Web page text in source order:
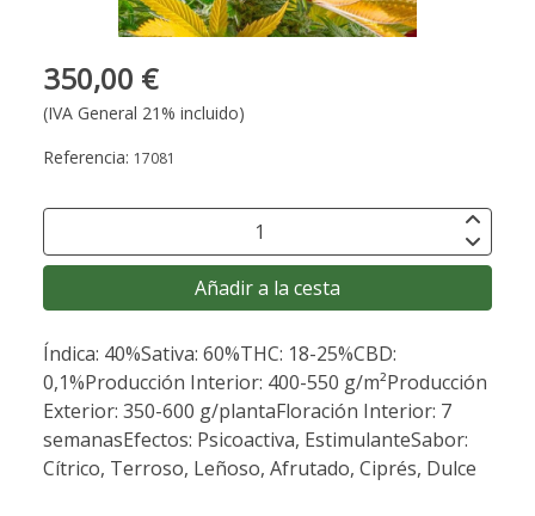
350,00 €
(IVA General 21% incluido)
Referencia: 17081
Añadir a la cesta
Índica: 40%Sativa: 60%THC: 18-25%CBD:
0,1%Producción Interior: 400-550 g/m²Producción
Exterior: 350-600 g/plantaFloración Interior: 7
semanasEfectos: Psicoactiva, EstimulanteSabor:
Cítrico, Terroso, Leñoso, Afrutado, Ciprés, Dulce